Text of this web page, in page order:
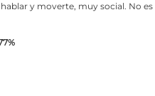
y moverte, muy social. No es